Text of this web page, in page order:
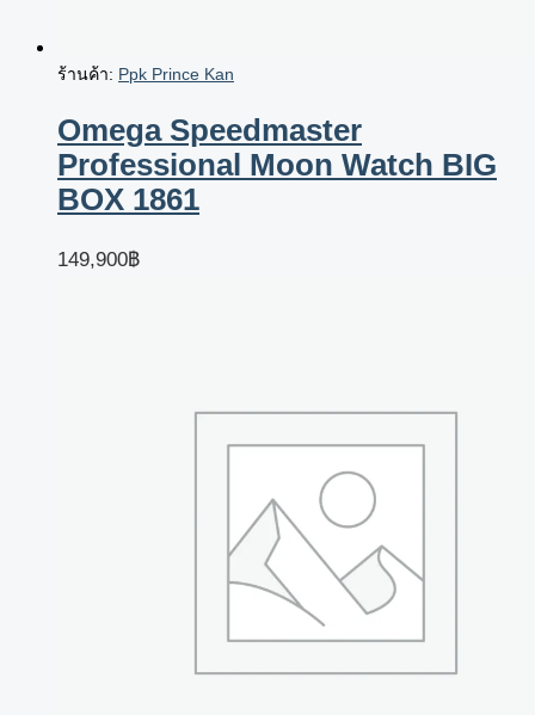
ร้านค้า: Ppk Prince Kan
Omega Speedmaster
Professional Moon Watch BIG
BOX 1861
149,900฿